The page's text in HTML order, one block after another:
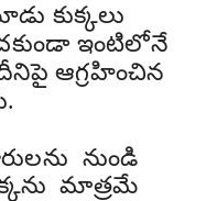
కుక్కలు
ఇంటిలోనే
ఆగ్రహించిన
నుండి
మాత్రమే